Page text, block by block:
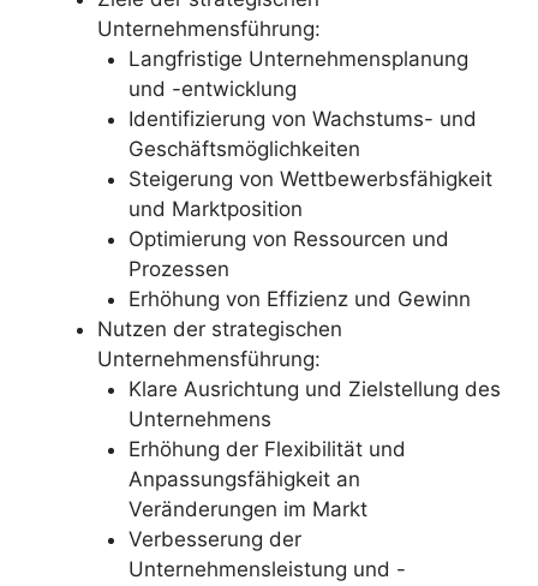
Unternehmensführung:
Langfristige Unternehmensplanung
und -entwicklung
Identifizierung von Wachstums- und
Geschäftsmöglichkeiten
Steigerung von Wettbewerbsfähigkeit
und Marktposition
Optimierung von Ressourcen und
Prozessen
Erhöhung von Effizienz und Gewinn
Nutzen der strategischen
Unternehmensführung:
Klare Ausrichtung und Zielstellung des
Unternehmens
Erhöhung der Flexibilität und
Anpassungsfähigkeit an
Veränderungen im Markt
Verbesserung der
Unternehmensleistung und -